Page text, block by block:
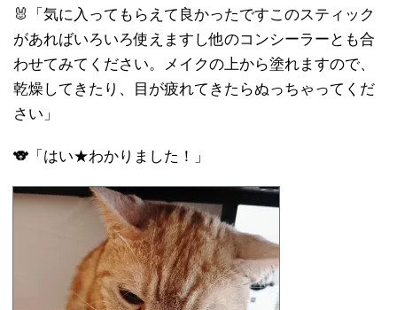
🐰「気に入ってもらえて良かったですこのスティック
があればいろいろ使えますし他のコンシーラーとも合
わせてみてください。メイクの上から塗れますので、
乾燥してきたり、目が疲れてきたらぬっちゃってくだ
さい」
🐨「はい★わかりました！」